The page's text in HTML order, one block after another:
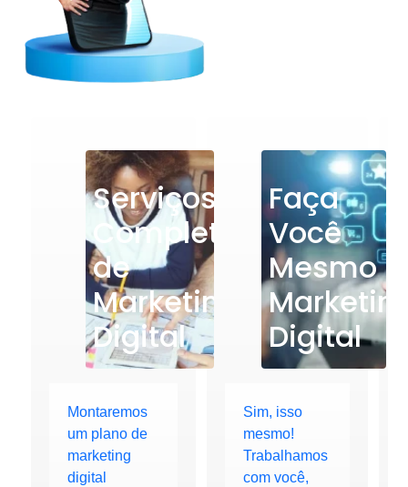
Serviços
Completos
de
Marketing
Digital
Montaremos
um plano de
marketing
digital
Faça
Você
Mesmo
Digital
Sim, isso
mesmo!
Trabalhamos
com você,